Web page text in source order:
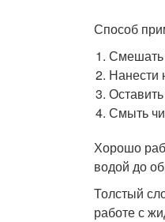
Способ
Смешать
Нанести
Смыть
Хорошо
водой до
Толстый
работе с